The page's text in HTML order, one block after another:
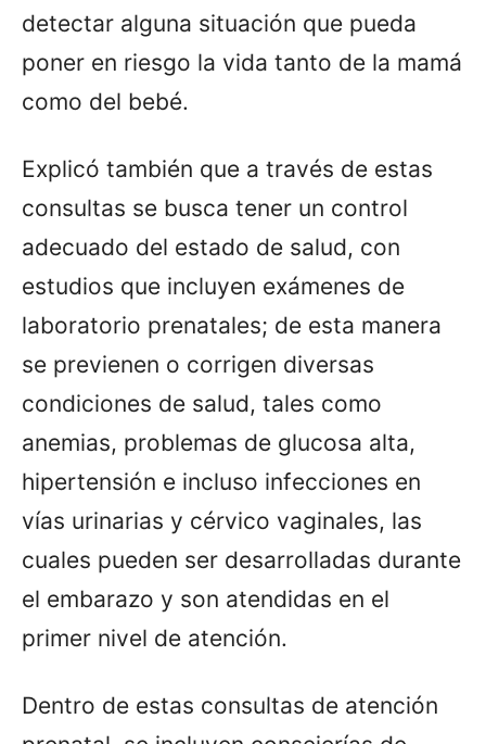
detectar alguna situación que pueda
poner en riesgo la vida tanto de la mamá
como del bebé.
Explicó también que a través de estas
consultas se busca tener un control
adecuado del estado de salud, con
estudios que incluyen exámenes de
laboratorio prenatales; de esta manera
se previenen o corrigen diversas
condiciones de salud, tales como
anemias, problemas de glucosa alta,
hipertensión e incluso infecciones en
vías urinarias y cérvico vaginales, las
cuales pueden ser desarrolladas durante
el embarazo y son atendidas en el
primer nivel de atención.
Dentro de estas consultas de atención